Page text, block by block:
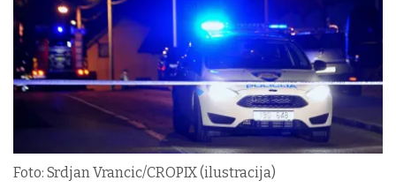
Foto: Srdjan Vrancic/CROPIX (ilustracija)